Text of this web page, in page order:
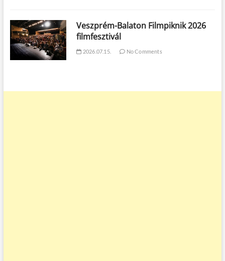
Veszprém-Balaton Filmpiknik 2026
filmfesztivál
2026.07.15. No Comments